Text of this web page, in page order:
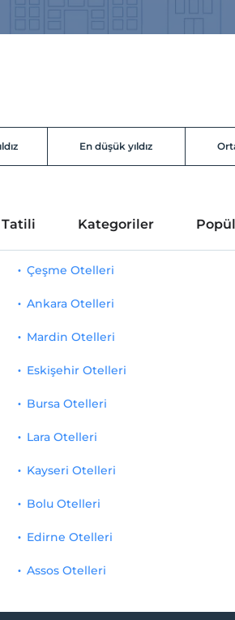
En düşük yıldız
Tatili Kategoriler
Çeşme Otelleri
Ankara Otelleri
Mardin Otelleri
Eskişehir Otelleri
Bursa Otelleri
Lara Otelleri
Kayseri Otelleri
Bolu Otelleri
Edirne Otelleri
Assos Otelleri